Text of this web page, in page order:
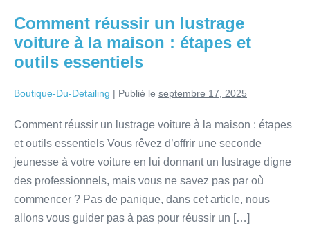
Comment réussir un lustrage
voiture à la maison : étapes et
outils essentiels
Boutique-Du-Detailing | Publié le septembre 17, 2025
Comment réussir un lustrage voiture à la maison : étapes
et outils essentiels Vous rêvez d’offrir une seconde
jeunesse à votre voiture en lui donnant un lustrage digne
des professionnels, mais vous ne savez pas par où
commencer ? Pas de panique, dans cet article, nous
allons vous guider pas à pas pour réussir un […]